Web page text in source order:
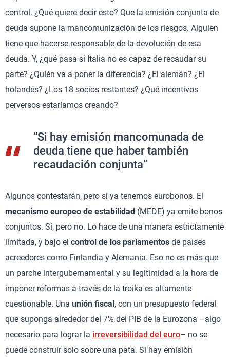
control. ¿Qué quiere decir esto? Que la emisión conjunta de
deuda supone la mancomunización de los riesgos. Alguien
tiene que hacerse responsable de la devolución de esa
deuda. Y, ¿qué pasa si Italia no es capaz de recaudar su
parte? ¿Quién va a poner la diferencia? ¿El alemán? ¿El
holandés? ¿Los 18 socios restantes? ¿Qué incentivos
perversos estaríamos creando?
“Si hay emisión mancomunada de
deuda tiene que haber también
recaudación conjunta”
Algunos contestarán, pero si ya tenemos eurobonos. El
mecanismo europeo de estabilidad (MEDE) ya emite bonos
conjuntos. Sí, pero no. Lo hace de una manera estrictamente
limitada, y bajo el control de los parlamentos de países
acreedores como Finlandia y Alemania. Eso no es más que
un parche intergubernamental y su legitimidad a la hora de
imponer reformas a través de la troika es altamente
cuestionable. Una unión fiscal, con un presupuesto federal
que suponga alrededor del 7% del PIB de la Eurozona –algo
necesario para lograr la irreversibilidad del euro– no se
puede construir solo sobre una pata. Si hay emisión